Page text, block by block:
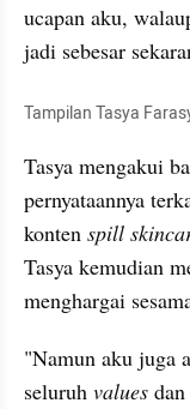
ucapan aku,
jadi sebesar
Tampilan Tasya
Tasya mengakui
pernyataannya
konten spill
Tasya kemudian
menghargai
"Namun aku juga
seluruh values